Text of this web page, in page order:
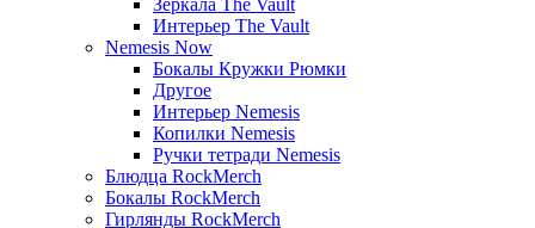
Зеркала The Vault
Интерьер The Vault
Nemesis Now
Бокалы Кружки Рюмки
Другое
Интерьер Nemesis
Копилки Nemesis
Ручки тетради Nemesis
Блюдца RockMerch
Бокалы RockMerch
Гирлянды RockMerch